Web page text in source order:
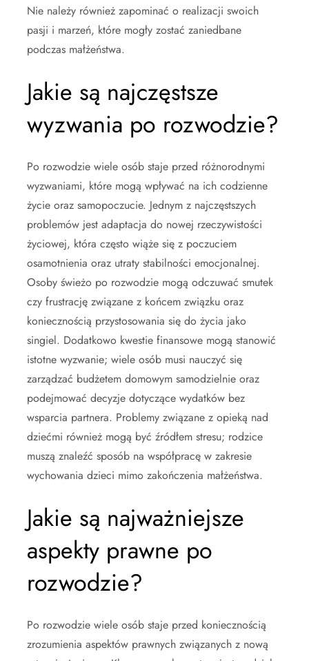
Nie należy również zapominać o realizacji swoich
pasji i marzeń, które mogły zostać zaniedbane
podczas małżeństwa.
Jakie są najczęstsze
wyzwania po rozwodzie?
Po rozwodzie wiele osób staje przed różnorodnymi
wyzwaniami, które mogą wpływać na ich codzienne
życie oraz samopoczucie. Jednym z najczęstszych
problemów jest adaptacja do nowej rzeczywistości
życiowej, która często wiąże się z poczuciem
osamotnienia oraz utraty stabilności emocjonalnej.
Osoby świeżo po rozwodzie mogą odczuwać smutek
czy frustrację związane z końcem związku oraz
koniecznością przystosowania się do życia jako
singiel. Dodatkowo kwestie finansowe mogą stanowić
istotne wyzwanie; wiele osób musi nauczyć się
zarządzać budżetem domowym samodzielnie oraz
podejmować decyzje dotyczące wydatków bez
wsparcia partnera. Problemy związane z opieką nad
dziećmi również mogą być źródłem stresu; rodzice
muszą znaleźć sposób na współpracę w zakresie
wychowania dzieci mimo zakończenia małżeństwa.
Jakie są najważniejsze
aspekty prawne po
rozwodzie?
Po rozwodzie wiele osób staje przed koniecznością
zrozumienia aspektów prawnych związanych z nową